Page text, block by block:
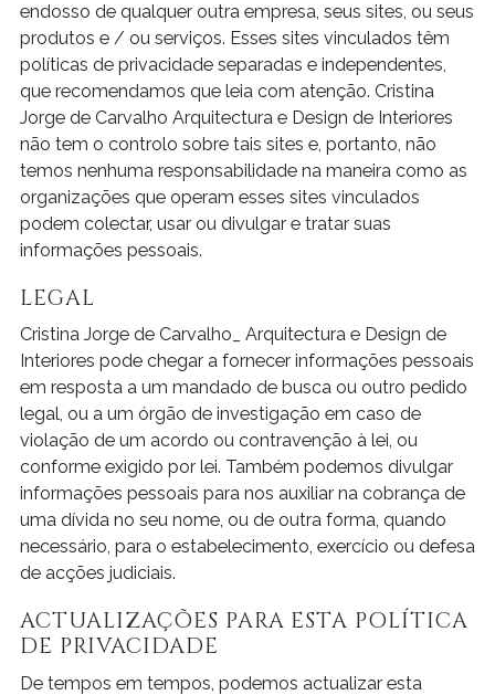
endosso de qualquer outra empresa, seus sites, ou seus
produtos e / ou serviços. Esses sites vinculados têm
políticas de privacidade separadas e independentes,
que recomendamos que leia com atenção. Cristina
Jorge de Carvalho Arquitectura e Design de Interiores
não tem o controlo sobre tais sites e, portanto, não
temos nenhuma responsabilidade na maneira como as
organizações que operam esses sites vinculados
podem colectar, usar ou divulgar e tratar suas
informações pessoais.
LEGAL
Cristina Jorge de Carvalho_ Arquitectura e Design de
Interiores pode chegar a fornecer informações pessoais
em resposta a um mandado de busca ou outro pedido
legal, ou a um órgão de investigação em caso de
violação de um acordo ou contravenção à lei, ou
conforme exigido por lei. Também podemos divulgar
informações pessoais para nos auxiliar na cobrança de
uma dívida no seu nome, ou de outra forma, quando
necessário, para o estabelecimento, exercício ou defesa
de acções judiciais.
ACTUALIZAÇÕES PARA ESTA POLÍTICA
DE PRIVACIDADE
De tempos em tempos, podemos actualizar esta